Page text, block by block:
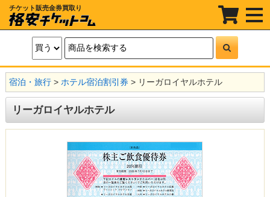
チケット販売金券買取り
t
o
g
n
a
i
i
宿泊・旅行> ホテル宿泊割引券 > リーガロイヤルホテル
リーガロイヤルホテル